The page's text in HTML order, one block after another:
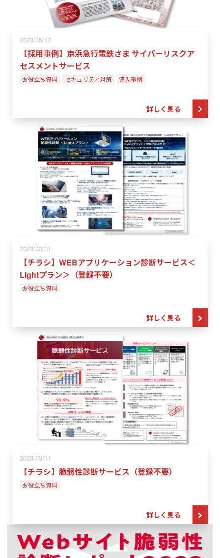
2023/05/12
【採用事例】京浜急行電鉄さま サイバーリスクア
セスメントサービス
お役立ち資料 セキュリティ対策 導入事例
詳しく見る
2023/03/01
【チラシ】WEBアプリケーション診断サービス＜
Lightプラン＞（登録不要）
お役立ち資料
詳しく見る
2023/03/01
【チラシ】脆弱性診断サービス（登録不要）
お役立ち資料
詳しく見る